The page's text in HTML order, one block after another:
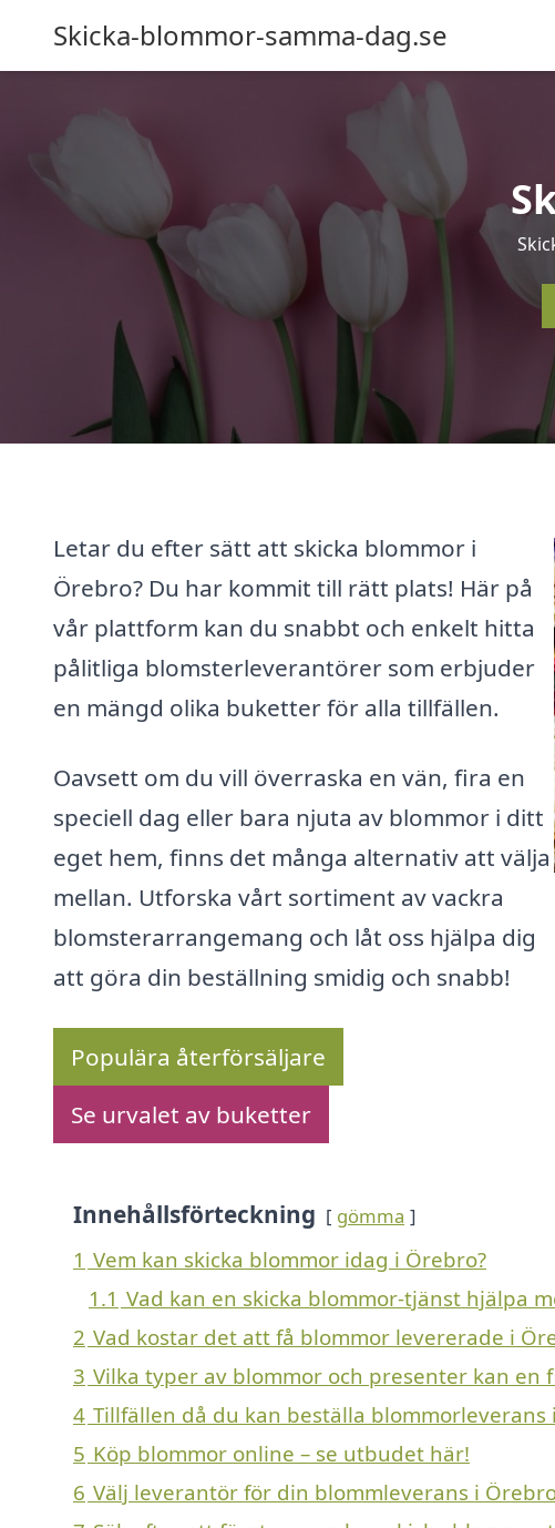
Skicka-blommor-samma-dag.se
Letar du efter sätt att skicka blommor i
Örebro? Du har kommit till rätt plats! Här på
vår plattform kan du snabbt och enkelt hitta
pålitliga blomsterleverantörer som erbjuder
en mängd olika buketter för alla tillfällen.
Oavsett om du vill överraska en vän, fira en
speciell dag eller bara njuta av blommor i ditt
eget hem, finns det många alternativ att välja
mellan. Utforska vårt sortiment av vackra
blomsterarrangemang och låt oss hjälpa dig
att göra din beställning smidig och snabb!
Populära återförsäljare
Se urvalet av buketter
Innehållsförteckning gömma
1 Vem kan skicka blommor idag i Örebro?
1.1 Vad kan en skicka blommor-tjänst hjälpa
2 Vad kostar det att få blommor levererade i
3 Vilka typer av blommor och presenter kan en
4 Tillfällen då du kan beställa blommorleverans
5 Köp blommor online – se utbudet här!
6 Välj leverantör för din blommleverans i